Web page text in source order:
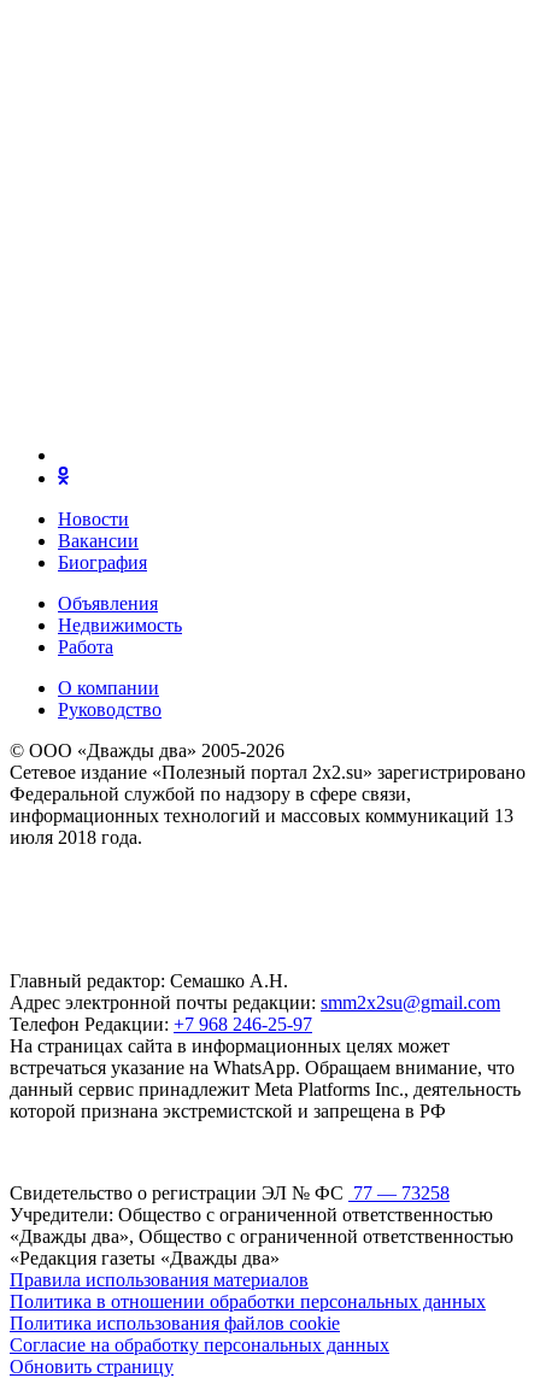
Новости
Вакансии
Биография
Объявления
Недвижимость
Работа
О компании
Руководство
© ООО «Дважды два» 2005-2026
Сетевое издание «Полезный портал 2x2.su» зарегистрировано
Федеральной службой по надзору в сфере связи,
информационных технологий и массовых коммуникаций 13
июля 2018 года.
Главный редактор: Семашко А.Н.
Адрес электронной почты редакции: smm2x2su@gmail.com
Телефон Редакции: +7 968 246-25-97
На страницах сайта в информационных целях может
встречаться указание на WhatsApp. Обращаем внимание, что
данный сервис принадлежит Meta Platforms Inc., деятельность
которой признана экстремистской и запрещена в РФ
Свидетельство о регистрации ЭЛ № ФС 77 — 73258
Учредители: Общество с ограниченной ответственностью
«Дважды два», Общество с ограниченной ответственностью
«Редакция газеты «Дважды два»
Правила использования материалов
Политика в отношении обработки персональных данных
Политика использования файлов cookie
Согласие на обработку персональных данных
Обновить страницу